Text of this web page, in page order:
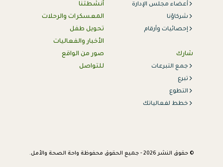
أنشطتنا
المعسكرات والرحلات
تحويل طفل
الأخبار والفعاليات
صور من الواقع
للتواصل
أعضاء مجلس الإدارة
شركاؤنا
إحصائيات وأرقام
شارك
جمع التبرعات
تبرع
التطوع
خطط لفعالياتك
©️ حقوق النشر 2026 - جميع الحقوق محفوظة واحة الصحة والأمل.